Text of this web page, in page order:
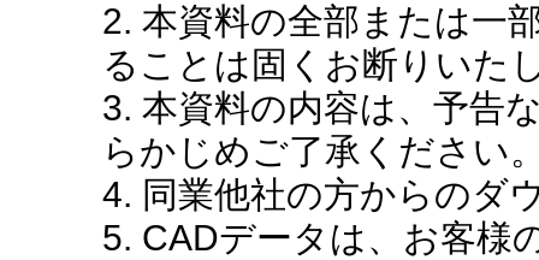
2. 本資料の全部または一
ることは固くお断りいた
3. 本資料の内容は、予告
らかじめご了承ください
4. 同業他社の方からのダ
5. CADデータは、お客様